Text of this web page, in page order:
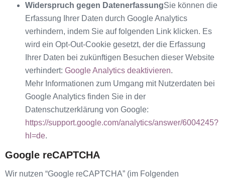
Widerspruch gegen DatenerfassungSie können die
Erfassung Ihrer Daten durch Google Analytics
verhindern, indem Sie auf folgenden Link klicken. Es
wird ein Opt-Out-Cookie gesetzt, der die Erfassung
Ihrer Daten bei zukünftigen Besuchen dieser Website
verhindert: Google Analytics deaktivieren.
Mehr Informationen zum Umgang mit Nutzerdaten bei
Google Analytics finden Sie in der
Datenschutzerklärung von Google:
https://support.google.com/analytics/answer/6004245?
hl=de.
Google reCAPTCHA
Wir nutzen “Google reCAPTCHA” (im Folgenden